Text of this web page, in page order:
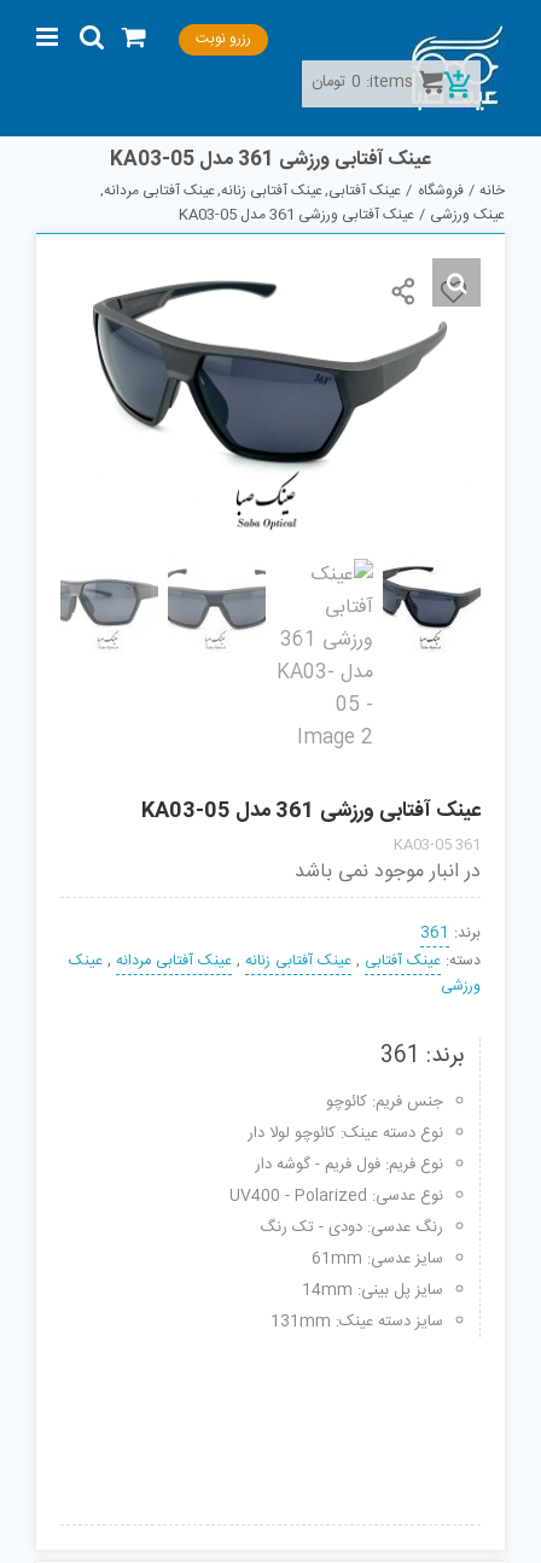
content
رزرو نوبت
عینک آفتابی ورزشی 361 مدل KA03-05
خانه فروشگاه عینک آفتابی عینک آفتابی زنانه عینک آفتابی مردانه
عینک ورزشی
عینک آفتابی ورزشی 361 مدل KA03-05
عینک آفتابی ورزشی 361 مدل KA03-05
361 KA03-05
در انبار موجود نمی باشد
برند: 361
دسته: عینک آفتابی ,عینک آفتابی زنانه ,عینک آفتابی مردانه ,عینک
ورزشی
برند: 361
جنس فریم: کائوچو
نوع دسته عینک: کائوچو لولا دار
نوع فریم: فول فریم - گوشه دار
نوع عدسی: UV400 - Polarized
رنگ عدسی: دودی - تک رنگ
سایز عدسی: 61mm
سایز پل بینی: 14mm
سایز دسته عینک: 131mm
items:
0 تومان